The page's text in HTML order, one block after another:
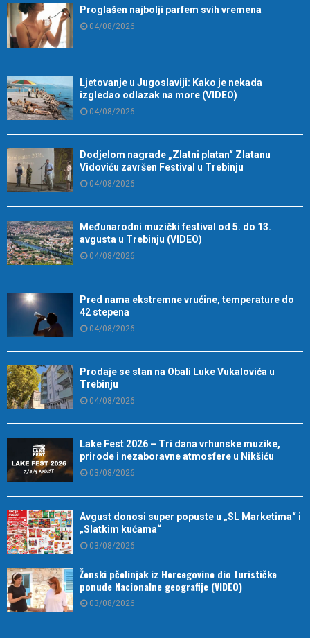
Proglašen najbolji parfem svih vremena
04/08/2026
Ljetovanje u Jugoslaviji: Kako je nekada
izgledao odlazak na more (VIDEO)
04/08/2026
Dodjelom nagrade „Zlatni platan“ Zlatanu
Vidoviću završen Festival u Trebinju
04/08/2026
Međunarodni muzički festival od 5. do 13.
avgusta u Trebinju (VIDEO)
04/08/2026
Pred nama ekstremne vrućine, temperature do
42 stepena
04/08/2026
Prodaje se stan na Obali Luke Vukalovića u
Trebinju
04/08/2026
Lake Fest 2026 – Tri dana vrhunske muzike,
prirode i nezaboravne atmosfere u Nikšiću
03/08/2026
Avgust donosi super popuste u „SL Marketima“ i
„Slatkim kućama“
03/08/2026
Ženski pčelinjak iz Hercegovine dio turističke
ponude Nacionalne geografije (VIDEO)
03/08/2026